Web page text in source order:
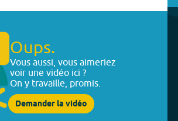
Oups.
Vous aussi, vous aimeriez
voir une vidéo ici ?
On y travaille, promis.
Demander la vidéo